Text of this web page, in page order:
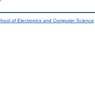
of Electronics and Computer Science